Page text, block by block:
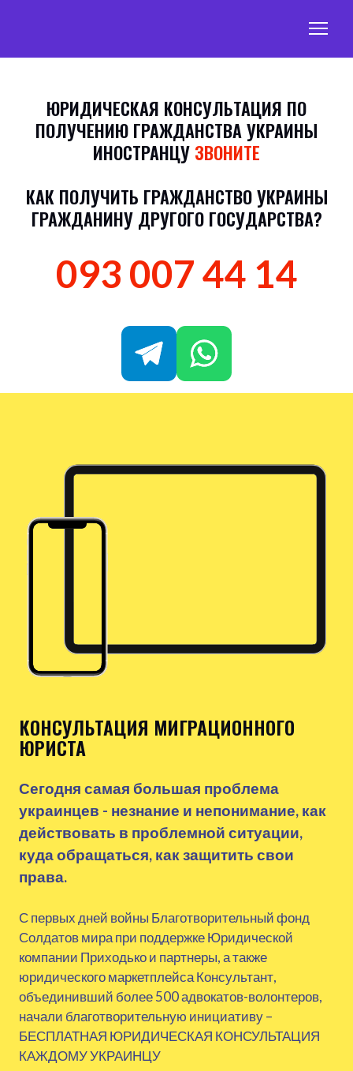
ЮРИДИЧЕСКАЯ КОНСУЛЬТАЦИЯ ПО
ПОЛУЧЕНИЮ ГРАЖДАНСТВА УКРАИНЫ
ИНОСТРАНЦУ ЗВОНИТЕ
КАК ПОЛУЧИТЬ ГРАЖДАНСТВО УКРАИНЫ
ГРАЖДАНИНУ ДРУГОГО ГОСУДАРСТВА?
093 007 44 14
КОНСУЛЬТАЦИЯ МИГРАЦИОННОГО
ЮРИСТА
Сегодня самая большая проблема
украинцев - незнание и непонимание, как
действовать в проблемной ситуации,
куда обращаться, как защитить свои
права.
С первых дней войны Благотворительный фонд
Солдатов мира при поддержке Юридической
компании Приходько и партнеры, а также
юридического маркетплейса Консультант,
объединивший более 500 адвокатов-волонтеров,
начали благотворительную инициативу –
БЕСПЛАТНАЯ ЮРИДИЧЕСКАЯ КОНСУЛЬТАЦИЯ
КАЖДОМУ УКРАИНЦУ